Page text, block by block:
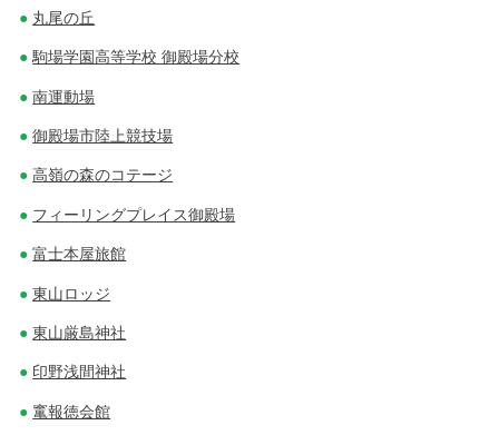
丸尾の丘
駒場学園高等学校 御殿場分校
南運動場
御殿場市陸上競技場
高嶺の森のコテージ
フィーリングプレイス御殿場
富士本屋旅館
東山ロッジ
東山厳島神社
印野浅間神社
竃報徳会館